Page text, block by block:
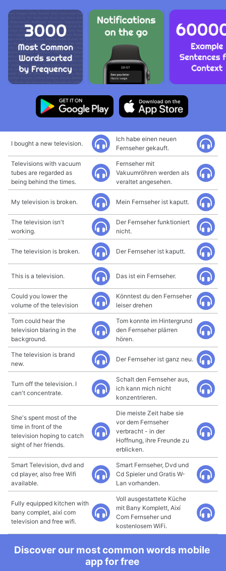
I bought a new television.
Ich habe einen neuen
Fernseher gekauft.
Televisions with vacuum
tubes are regarded as
being behind the times.
Fernseher mit
Vakuumröhren werden als
veraltet angesehen.
My television is broken. Mein Fernseher ist kaputt.
The television isn't
working.
Der Fernseher funktioniert
nicht.
The television is broken. Der Fernseher ist kaputt.
This is a television. Das ist ein Fernseher.
Could you lower the
volume of the television
Könntest du den Fernseher
leiser drehen
Tom could hear the
television blaring in the
background.
Tom konnte im Hintergrund
den Fernseher plärren
hören.
The television is brand
new.
Der Fernseher ist ganz neu.
Turn off the television. I
can't concentrate.
Schalt den Fernseher aus,
ich kann mich nicht
konzentrieren.
She's spent most of the
time in front of the
television hoping to catch
sight of her friends.
Die meiste Zeit habe sie
vor dem Fernseher
verbracht - in der
Hoffnung, ihre Freunde zu
erblicken.
Smart Television, dvd and
cd player, also free Wifi
available.
Smart Fernseher, Dvd und
Cd Spieler und Gratis W-
Lan vorhanden.
Fully equipped kitchen with
bany complet, així com
television and free wifi.
Voll ausgestattete Küche
mit Bany Komplett, Així
Com Fernseher und
kostenlosem WiFi.
Discover our most common words mobile
app for free